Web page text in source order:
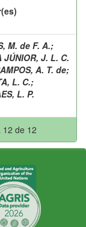
M. de F. A.;
JÚNIOR, J. L. C.
A. T. de;
L. C.;
L. P.
12 de 12